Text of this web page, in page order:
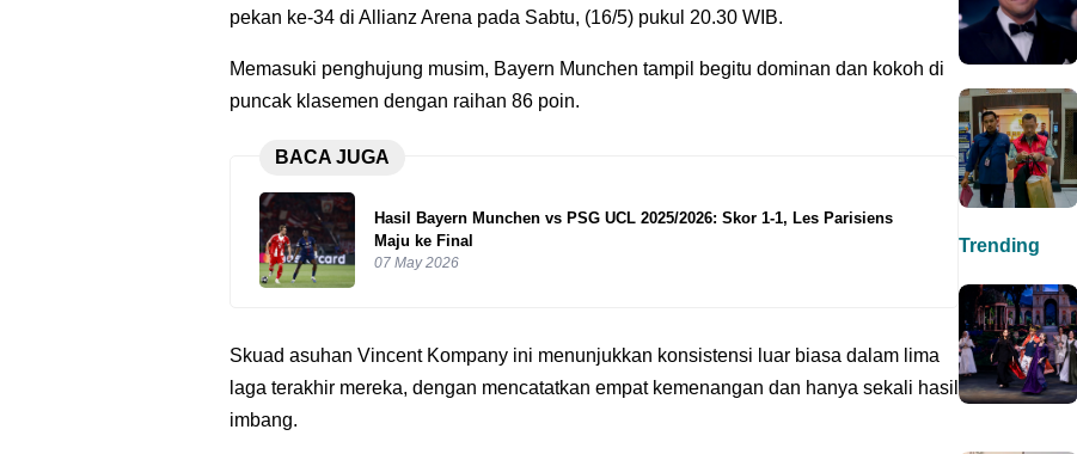
pekan ke-34 di Allianz Arena pada Sabtu, (16/5) pukul 20.30 WIB.
Memasuki penghujung musim, Bayern Munchen tampil begitu dominan dan kokoh di
puncak klasemen dengan raihan 86 poin.
BACA JUGA
Hasil Bayern Munchen vs PSG UCL 2025/2026: Skor 1-1, Les Parisiens
Maju ke Final
07 May 2026
Skuad asuhan Vincent Kompany ini menunjukkan konsistensi luar biasa dalam lima
laga terakhir mereka, dengan mencatatkan empat kemenangan dan hanya sekali hasil
imbang.
Trending